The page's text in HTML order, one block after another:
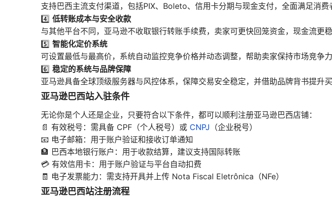
支持巴西主流支付渠道，包括PIX、Boleto、信用卡分期与现金支付，全面满足消费
4️⃣ 低转账成本与安全收款
与其他平台不同，亚马逊不收取银行转账手续费，卖家可更快回笼资金，现金流更稳
5️⃣ 智能化定价系统
可设置最低与最高价，系统自动监控竞争价格并动态调整，帮助卖家保持市场竞争力
6️⃣ 稳定的系统与品牌保障
亚马逊具备全球顶级服务器与风控体系，保障交易安全稳定，并借助品牌背书提升买
亚马逊巴西站入驻条件
无论你是个人还是企业，只要符合以下条件，都可以顺利注册亚马逊巴西店铺：
📄 有效税号：需具备 CPF（个人税号）或 CNPJ （企业税号）
📧 电子邮箱：用于账户验证和接收订单通知
🏦 巴西本地银行账户：用于收款结算，建议支持国际转账
💳 有效信用卡：用于账户验证与平台自动扣费
🧾 电子发票能力：需支持开具并上传 Nota Fiscal Eletrônica（NFe）
亚马逊巴西站注册流程